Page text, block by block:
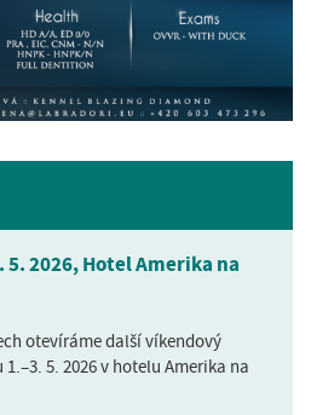
2026, Hotel Amerika na
otevíráme další víkendový
5. 2026 v hotelu Amerika na